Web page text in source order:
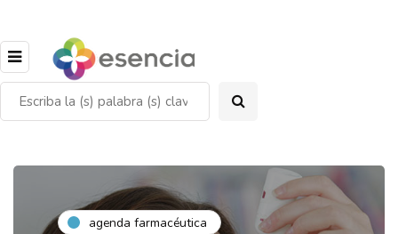
agenda farmacéutica